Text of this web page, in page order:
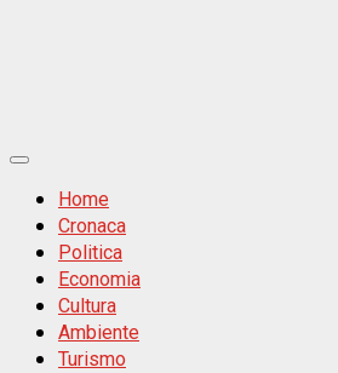
Primäres
MenüHome
Cronaca
Politica
Economia
Cultura
Ambiente
Turismo